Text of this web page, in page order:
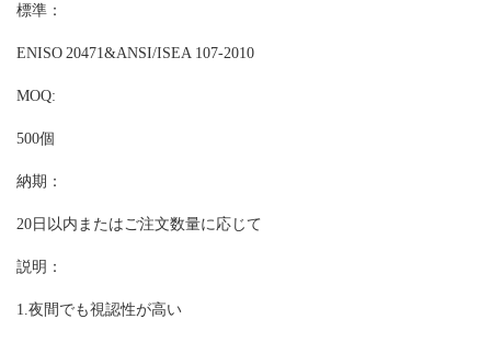
標準：
ENISO 20471&ANSI/ISEA 107-2010
MOQ:
500個
納期：
20日以内またはご注文数量に応じて
説明：
1.夜間でも視認性が高い